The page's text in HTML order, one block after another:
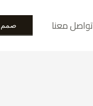
تواصل معنا صمم